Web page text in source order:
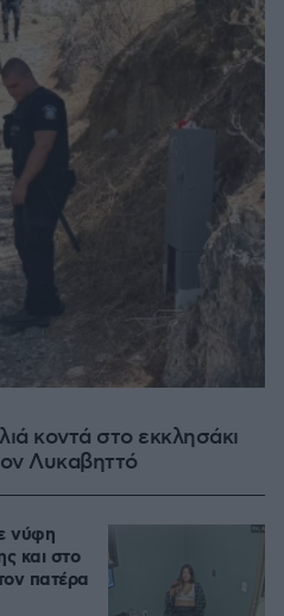
κοντά στο εκκλησάκι
Λυκαβηττό
νύφη
και στο
πατέρα